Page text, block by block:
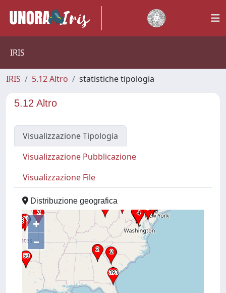
IRIS
IRIS 5.12 Altro statistiche tipologia
5.12 Altro
Visualizzazione Tipologia
Visualizzazione Pubblicazione
Visualizzazione File
Distribuzione geografica
+
–